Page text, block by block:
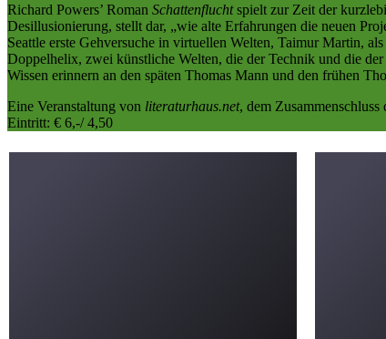
Richard Powers’ Roman Schattenfluchtspielt zur Zeit der
Desillusionierung, stellt dar, „wie alte Erfahrungen die neuen
Seattle erste Gehversuche in virtuellen Welten, Taimur Martin,
Doppelhelix, zwei künstliche Welten, die der Technik und die
Wissen erinnern an den späten Thomas Mann und den frühen
Eine Veranstaltung von literaturhaus.net, dem
Eintritt: € 6,-/ 4,50